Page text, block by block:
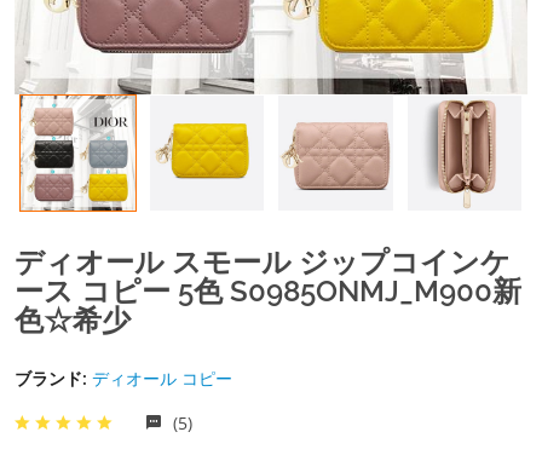
ディオール スモール ジップコインケ
ース コピー 5色 S0985ONMJ_M900​新
色☆希少
ブランド: ディオール コピー
(5)